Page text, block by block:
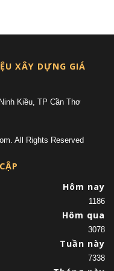
XÂY DỰNG GIÁ
Kiều, TP Cần Thơ
All Rights Reserved
Hôm nay
1186
Hôm qua
3078
Tuần này
7338